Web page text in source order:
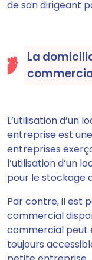
de son dirigeant
La
L’utilisation d’un
entreprise est
entreprises
l’utilisation d’un
pour le stockage
Par contre, il est
commercial
commercial peut
toujours